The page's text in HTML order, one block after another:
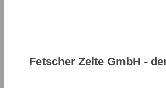
Fetscher Zelte GmbH -